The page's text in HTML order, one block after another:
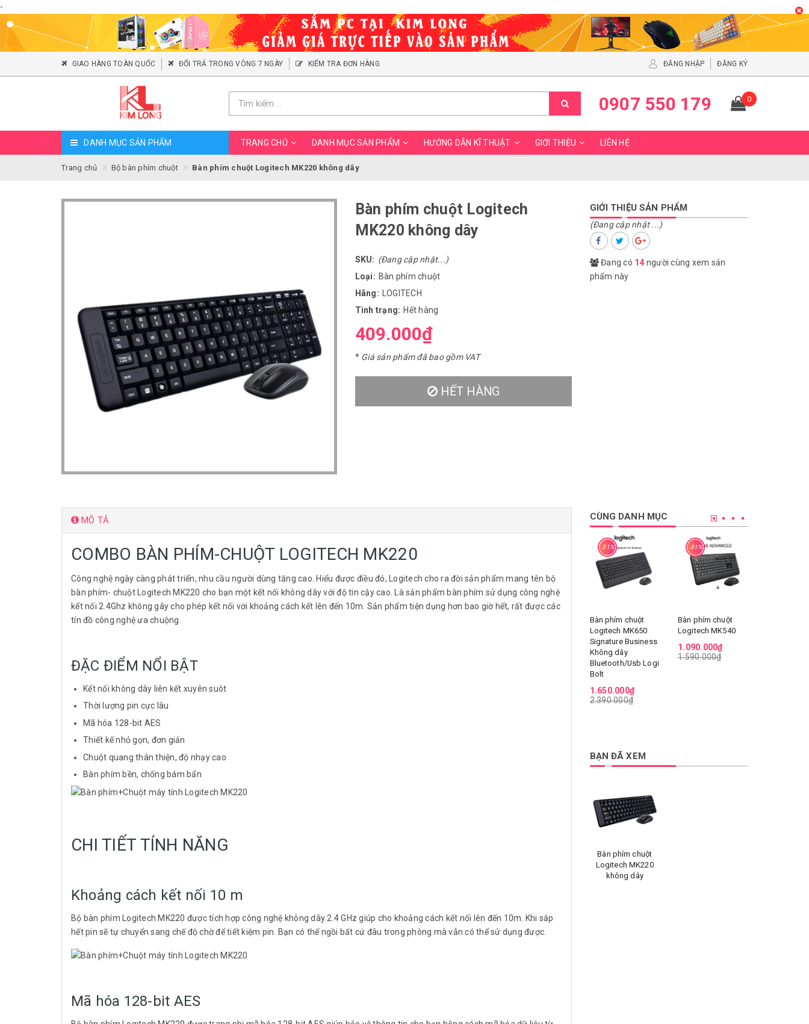
-
GIAO HÀNG TOÀN QUỐC ĐỔI TRẢ TRONG VÒNG 7 NGÀY KIỂM TRA ĐƠN HÀNG ĐĂNG NHẬP ĐĂNG KÝ
0907 550 179 0
DANH MỤC SẢN PHẨM TRANG CHỦ DANH MỤC SẢN PHẨM HƯỚNG DẪN KĨ THUẬT GIỚI THIỆU LIÊN HỆ
Trang chủ Bộ bàn phím chuột Bàn phím chuột Logitech MK220 không dây
Bàn phím chuột Logitech
MK220 không dây
SKU: (Đang cập nhật...)
Loại: Bàn phím chuột
Hãng:
LOGITECH
Tình trạng: Hết hàng
409.000₫
* Giá sản phẩm đã bao gồm VAT
HẾT HÀNG
GIỚI THIỆU SẢN PHẨM
(Đang cập nhật ...)
Đang có 14 người cùng xem sản
phẩm này
MÔ TẢ
COMBO BÀN PHÍM-CHUỘT LOGITECH MK220
Công nghệ ngày càng phát triển, nhu cầu người dùng tăng cao. Hiểu được điều đó, Logitech cho ra đời sản phẩm mang tên bộ
bàn phím- chuột Logitech MK220 cho bạn một kết nối không dây với độ tin cậy cao. Là sản phẩm bàn phím sử dụng công nghệ
kết nối 2.4Ghz không gây cho phép kết nối với khoảng cách kết lên đến 10m. Sản phẩm tiện dụng hơn bao giờ hết, rất được các
tín đồ công nghệ ưa chuộng.
ĐẶC ĐIỂM NỔI BẬT
Kết nối không dây liên kết xuyên suôt
Thời lượng pin cực lâu
Mã hóa 128-bit AES
Thiết kế nhỏ gọn, đơn giản
Chuột quang thân thiện, độ nhạy cao
Bàn phím bền, chống bám bẩn
CHI TIẾT TÍNH NĂNG
Khoảng cách kết nối 10 m
Bộ bàn phím Logitech MK220 được tích hợp công nghệ không dây 2.4 GHz giúp cho khoảng cách kết nối lên đến 10m. Khi sắp
hết pin sẽ tự chuyển sang chế độ chờ để tiết kiệm pin. Bạn có thể ngồi bất cứ đâu trong phòng mà vẫn có thể sử dụng được.
Mã hóa 128-bit AES
CÙNG DANH MỤC
-31%
Bàn phím chuột
Logitech MK650
Signature Business
Không dây
Bluetooth/Usb Logi
Bolt
1.650.000₫
2.390.000₫
-31%
Bàn phím chuột
Logitech MK540
1.090.000₫
1.590.000₫
BẠN ĐÃ XEM
Bàn phím chuột
Logitech MK220
không dây